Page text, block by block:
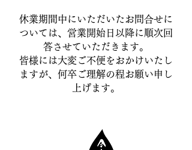
休業期間中にいただいたお問合せに
ついては、営業開始日以降に順次回
答させていただきます。
皆様には大変ご不便をおかけいたし
ますが、何卒ご理解の程お願い申し
上げます。